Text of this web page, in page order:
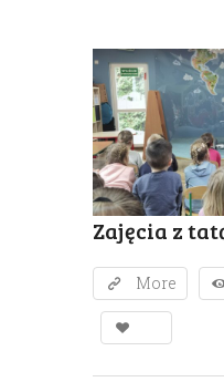
Zajęcia z
More